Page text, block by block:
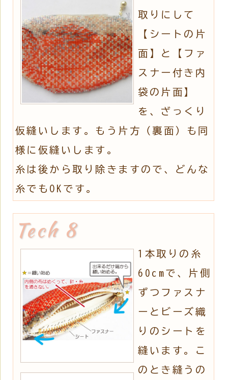
取りにして
【シートの片
面】と【ファ
スナー付き内
袋の片面】
を、ざっくり
仮縫いします。もう片方（裏面）も同
様に仮縫いします。
糸は後から取り除きますので、どんな
糸でもOKです。
1本取りの糸
60cmで、片側
ずつファスナ
ーとビーズ織
りのシートを
縫います。こ
のとき縫うの